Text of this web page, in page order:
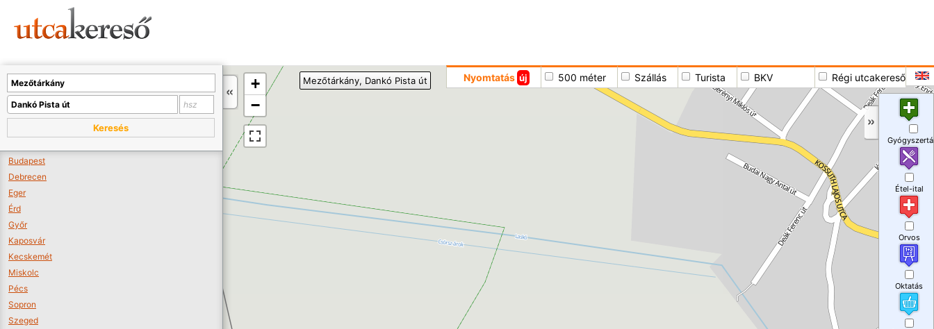
+
−
Nyomtatás új 500 méter Szállás Turista BKV Régi utcakereső
Mezőtárkány, Dankó Pista út
Keresés
Budapest
Debrecen
Eger
Érd
Győr
Kaposvár
Kecskemét
Miskolc
Pécs
Sopron
Szeged
Étel-ital
Orvos
Oktatás
A térképet kicsinyíteni kell, hogy látszódjanak a boltok.
Boltok látszódjanak >>